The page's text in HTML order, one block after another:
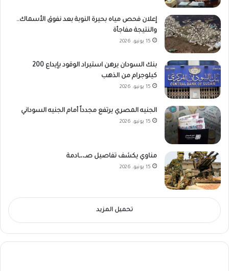
إعلان فحص مياه بحيرة النوبة بعد نفوق الأسماك..
والنتيجة مفاجأة
15 يونيو، 2026
بنك السودان يرهن استيراد الوقود بإيداع 200
كيلوجرام من الذهب
15 يونيو، 2026
الجنيه المصري يرتفع مجدداً أمام الجنيه السوداني
15 يونيو، 2026
مناوي يكشف تفاصيل صـ،،ـادمة
15 يونيو، 2026
تحميل المزيد